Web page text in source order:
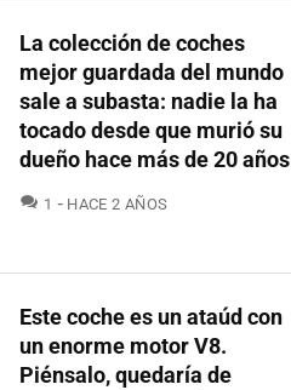
La colección de coches
mejor guardada del mundo
sale a subasta: nadie la ha
tocado desde que murió su
dueño hace más de 20 años
1 COMENTARIOS
HACE 2 AÑOS
Este coche es un ataúd con
un enorme motor V8.
Piénsalo, quedaría de